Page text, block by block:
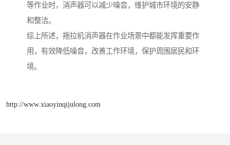
等作业时，消声器可以减少噪音，维护城市环境的安静
和整洁。
综上所述，拖拉机消声器在作业场景中都能发挥重要作
用，有效降低噪音，改善工作环境，保护周围居民和环
境。
http://www.xiaoyinqijulong.com